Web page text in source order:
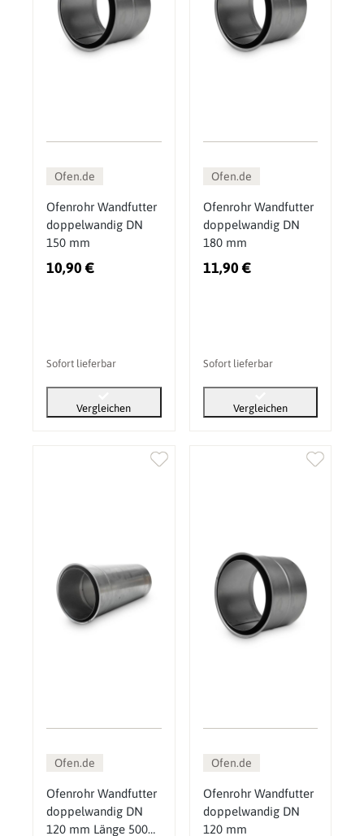
Ofen.de
Ofenrohr Wandfutter
doppelwandig DN
150 mm
10,90 €
Sofort lieferbar
Vergleichen
Ofen.de
Ofenrohr Wandfutter
doppelwandig DN
180 mm
11,90 €
Sofort lieferbar
Vergleichen
Ofen.de
Ofenrohr Wandfutter
doppelwandig DN
120 mm Länge 500
Ofen.de
Ofenrohr Wandfutter
doppelwandig DN
120 mm